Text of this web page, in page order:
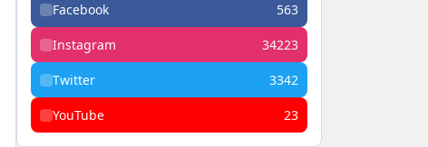
Facebook 563
Instagram 34223
Twitter 3342
YouTube 23